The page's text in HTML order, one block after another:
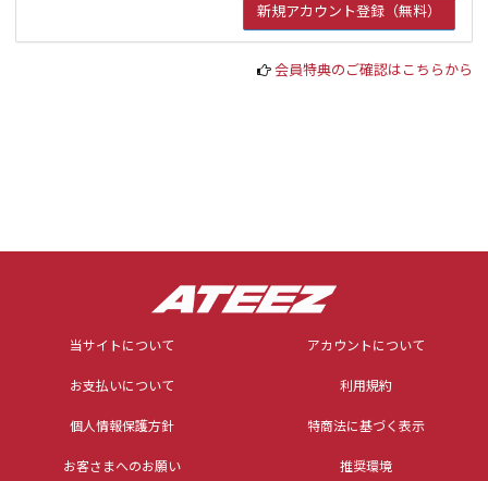
会員特典のご確認はこちらから
当サイトについて アカウントについて
お支払いについて 利用規約
個人情報保護方針 特商法に基づく表示
お客さまへのお願い 推奨環境